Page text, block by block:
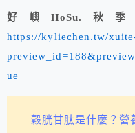
好嶼HoSu.秋
https://kyliechen.tw/
ue
穀胱甘肽是什麼？營